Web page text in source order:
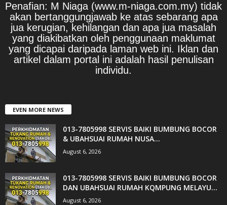
Penafian: M Niaga (www.m-niaga.com.my) tidak
akan bertanggungjawab ke atas sebarang apa
jua kerugian, kehilangan dan apa jua masalah
yang diakibatkan oleh penggunaan maklumat
yang dicapai daripada laman web ini. Iklan dan
artikel dalam portal ini adalah hasil penulisan
individu.
EVEN MORE NEWS
013-7805998 SERVIS BAIKI BUMBUNG BOCOR
& UBAHSUAI RUMAH NUSA...
August 6, 2026
013-7805998 SERVIS BAIKI BUMBUNG BOCOR
DAN UBAHSUAI RUMAH KQMPUNG MELAYU...
August 6, 2026